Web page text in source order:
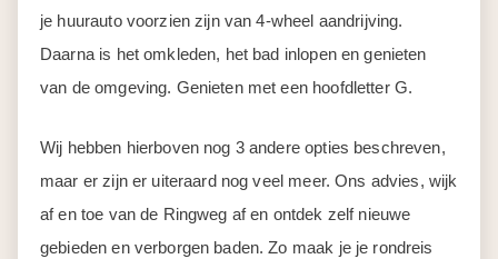
je huurauto voorzien zijn van 4-wheel aandrijving.
Daarna is het omkleden, het bad inlopen en genieten
van de omgeving. Genieten met een hoofdletter G.
Wij hebben hierboven nog 3 andere opties beschreven,
maar er zijn er uiteraard nog veel meer. Ons advies, wijk
af en toe van de Ringweg af en ontdek zelf nieuwe
gebieden en verborgen baden. Zo maak je je rondreis